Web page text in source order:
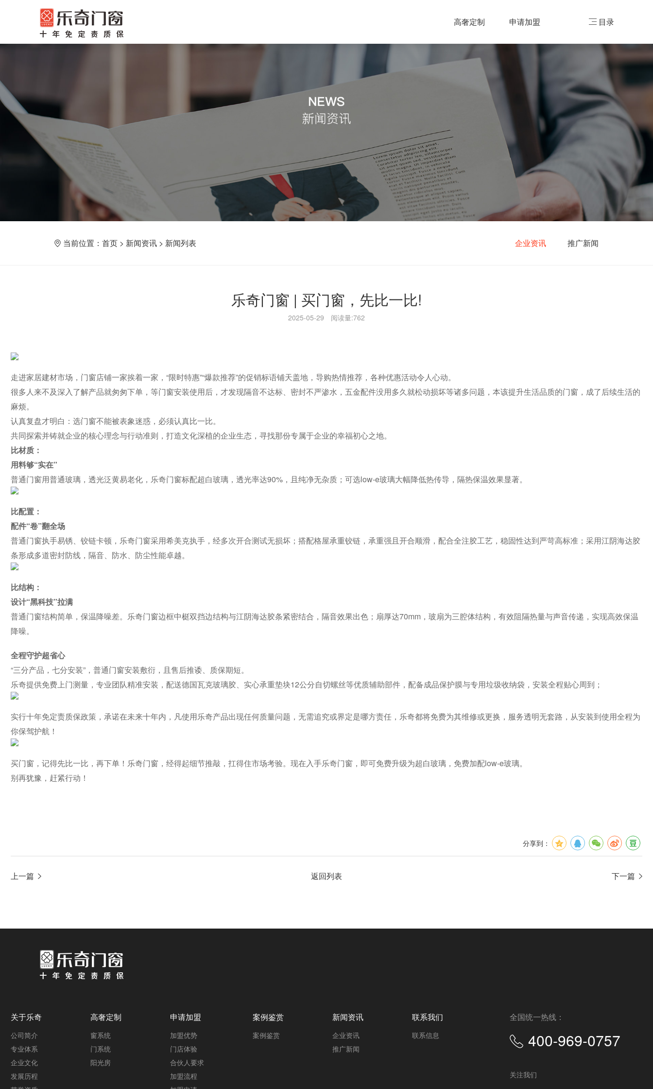
高奢定制 申请加盟 目录
当前位置： 首页> 新闻资讯> 新闻列表 企业资讯 推广新闻
乐奇门窗 | 买门窗，先比一比!
2025-05-29 阅读量:762
走进家居建材市场，门窗店铺一家挨着一家，“限时特惠”“爆款推荐”的促销标语铺天盖地，导购热情推荐，各种优惠活动令人心动。
很多人来不及深入了解产品就匆匆下单，等门窗安装使用后，才发现隔音不达标、密封不严渗水，五金配件没用多久就松动损坏等诸多问题，本该提升生活品质的门窗，成了后续生活的
麻烦。
认真复盘才明白：选门窗不能被表象迷惑，必须认真比一比。
共同探索并铸就企业的核心理念与行动准则，打造文化深植的企业生态，寻找那份专属于企业的幸福初心之地。
比材质：
用料够“实在”
普通门窗用普通玻璃，透光泛黄易老化，乐奇门窗标配超白玻璃，透光率达90%，且纯净无杂质；可选low-e玻璃大幅降低热传导，隔热保温效果显著。
比配置：
配件“卷”翻全场
普通门窗执手易锈、铰链卡顿，乐奇门窗采用希美克执手，经多次开合测试无损坏；搭配格屋承重铰链，承重强且开合顺滑，配合全注胶工艺，稳固性达到严苛高标准；采用江阴海达胶
条形成多道密封防线，隔音、防水、防尘性能卓越。
比结构：
设计“黑科技”拉满
普通门窗结构简单，保温降噪差。乐奇门窗边框中梃双挡边结构与江阴海达胶条紧密结合，隔音效果出色；扇厚达70mm，玻扇为三腔体结构，有效阻隔热量与声音传递，实现高效保温
降噪。
全程守护超省心
“三分产品，七分安装”，普通门窗安装敷衍，且售后推诿、质保期短。
乐奇提供免费上门测量，专业团队精准安装，配送德国瓦克玻璃胶、实心承重垫块12公分自切螺丝等优质辅助部件，配备成品保护膜与专用垃圾收纳袋，安装全程贴心周到；
实行十年免定责质保政策，承诺在未来十年内，凡使用乐奇产品出现任何质量问题，无需追究或界定是哪方责任，乐奇都将免费为其维修或更换，服务透明无套路，从安装到使用全程为
你保驾护航！
买门窗，记得先比一比，再下单！乐奇门窗，经得起细节推敲，扛得住市场考验。现在入手乐奇门窗，即可免费升级为超白玻璃，免费加配low-e玻璃。
别再犹豫，赶紧行动！
分享到：
上一篇 返回列表 下一篇
关于乐奇
公司简介
专业体系
企业文化
发展历程
高奢定制
窗系统
门系统
阳光房
申请加盟
加盟优势
门店体验
合伙人要求
加盟流程
案例鉴赏
案例鉴赏
新闻资讯
企业资讯
推广新闻
联系我们
联系信息
全国统一热线：
400-969-0757
关注我们